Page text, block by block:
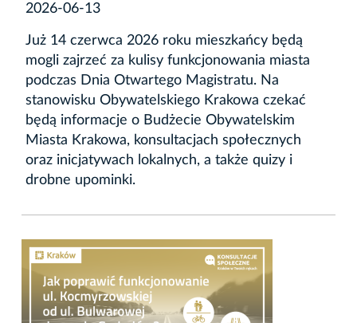
2026-06-13
Już 14 czerwca 2026 roku mieszkańcy będą
mogli zajrzeć za kulisy funkcjonowania miasta
podczas Dnia Otwartego Magistratu. Na
stanowisku Obywatelskiego Krakowa czekać
będą informacje o Budżecie Obywatelskim
Miasta Krakowa, konsultacjach społecznych
oraz inicjatywach lokalnych, a także quizy i
drobne upominki.